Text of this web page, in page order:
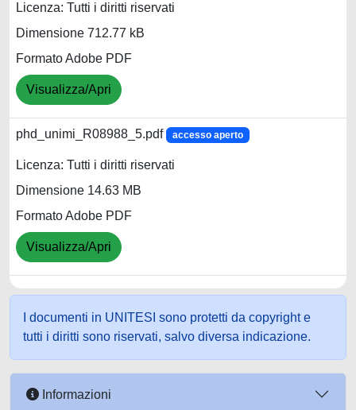
Licenza: Tutti i diritti riservati
Dimensione 712.77 kB
Formato Adobe PDF
Visualizza/Apri
phd_unimi_R08988_5.pdf accesso aperto
Licenza: Tutti i diritti riservati
Dimensione 14.63 MB
Formato Adobe PDF
Visualizza/Apri
I documenti in UNITESI sono protetti da copyright e
tutti i diritti sono riservati, salvo diversa indicazione.
Informazioni